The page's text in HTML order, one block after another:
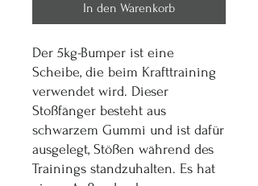
In den Warenkorb
Der 5kg-Bumper ist eine
Scheibe, die beim Krafttraining
verwendet wird. Dieser
Stoßfänger besteht aus
schwarzem Gummi und ist dafür
ausgelegt, Stößen während des
Trainings standzuhalten. Es hat